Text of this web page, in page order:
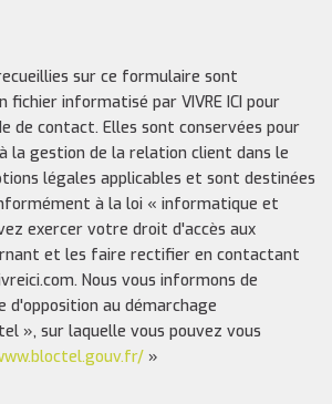
sur ce formulaire sont
fichier informatisé par VIVRE ICI pour
de contact. Elles sont conservées pour
la gestion de la relation client dans le
légales applicables et sont destinées
à la loi « informatique et
exercer votre droit d'accès aux
et les faire rectifier en contactant
Nous vous informons de
d'opposition au démarchage
», sur laquelle vous pouvez vous
»